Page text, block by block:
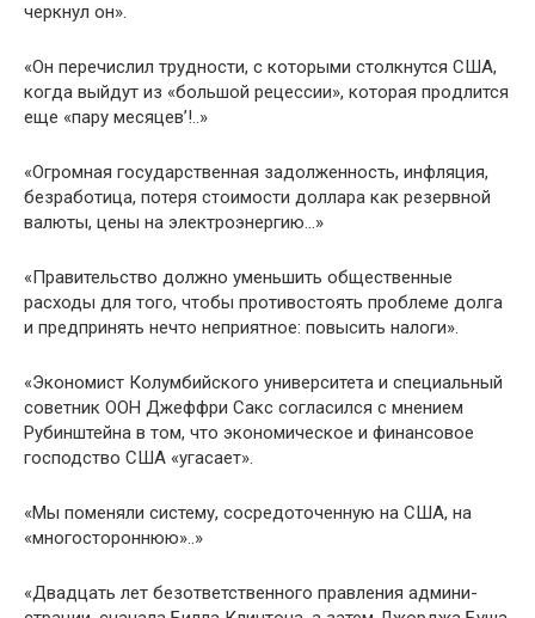
черкнул он».
«Он перечислил трудности, с которыми столкнутся США,
когда выйдут из «большой рецессии», которая про­длится
еще «пару месяцев’!..»
«Огромная государственная задолженность, инфля­ция,
безработица, потеря стоимости доллара как резерв­ной
валюты, цены на электроэнергию…»
«Правительство должно уменьшить общественные
расходы для того, чтобы противостоять проблеме долга
и предпринять нечто неприятное: повысить налоги».
«Экономист Колумбийского университета и специаль­ный
советник ООН Джеффри Сакс согласился с мнением
Рубинштейна в том, что экономическое и финансовое
гос­подство США «угасает».
«Мы поменяли систему, сосредоточенную на США, на
«многостороннюю»..»
«Двадцать лет безответственного правления админи­